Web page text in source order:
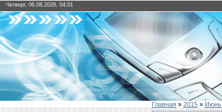
Четверг, 06.08.2026, 04:01
Главная » 2015 » Июнь